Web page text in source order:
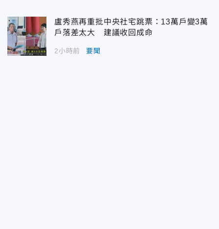
盧秀燕再重批中央社宅跳票：13萬戶變3萬
戶落差太大 建議收回成命
2小時前 要聞